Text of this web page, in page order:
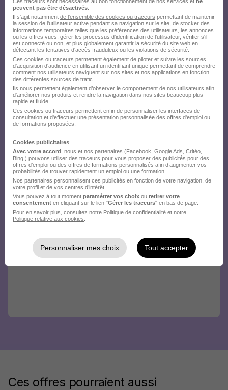
Ces offres pourraient aussi
peuvent pas être désactivés
Il s'agit notamment de l'ensemble des cookies ou traceurs permettant de maintenir
la session de l'utilisateur active pendant sa navigation sur le site, de stocker des
informations temporaires telles que les préférences des utilisateurs, les annonces
ou les offres vues, gérer les processus d'identification de l'utilisateur, vérifier s'il
est connecté ou non, et plus globalement garantir la sécurité du site web en
détectant les tentatives d'accès frauduleux ou les violations de sécurité.
Ces cookies ou traceurs permettent également de piloter et suivre les sources
d'acquisition d'audience en utilisant un identifiant unique permettant de comprendre
comment nos utilisateurs naviguent sur nos sites et nos applications en fonction
des différentes sources de trafic.
Ils nous permettent également d’observer le comportement de nos utilisateurs afin
d'améliorer nos produits et rendre la navigation dans nos sites beaucoup plus
rapide et fluide.
Ces cookies ou traceurs permettent enfin de personnaliser les interfaces de
consultation et d'effectuer une présentation personnalisée des offres d'emploi ou
de formations proposées.
Cookies publicitaires
Avec votre accord , nous et nos partenaires (Facebook, Google Ads , Critéo,
Bing,) pouvons utiliser des traceurs pour vous proposer des publicités pour des
offres d’emploi ou des offres de formations personnalisés afin d’augmenter vos
probabilités de trouver rapidement un emploi ou une formation.
Nos partenaires personnalisent ces publicités en fonction de votre navigation, de
votre profil et de vos centres d’intérêt.
Vous pouvez à tout moment paramétrer vos choix ou retirer votre
consentement en cliquant sur le lien "Gérer les traceurs" en bas de page.
Pour en savoir plus, consultez notre Politique de confidentialité et notre
Politique relative aux cookies
Personnaliser mes choix Tout accepter